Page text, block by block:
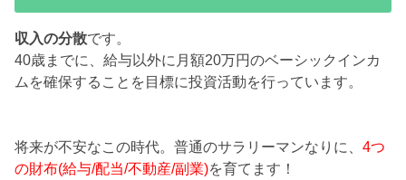
収入の分散です。
40歳までに、給与以外に月額20万円のベーシックインカ
ムを確保することを目標に投資活動を行っています。
将来が不安なこの時代。普通のサラリーマンなりに、4つ
の財布(給与/配当/不動産/副業)を育てます！